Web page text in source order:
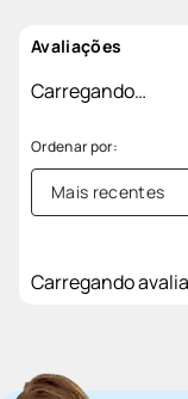
Avaliações
Carregando…
Mais recentes
Carregando